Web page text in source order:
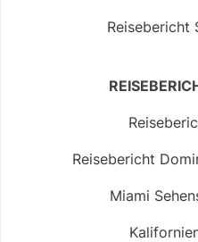
Reisebericht
Reisebericht
Miami